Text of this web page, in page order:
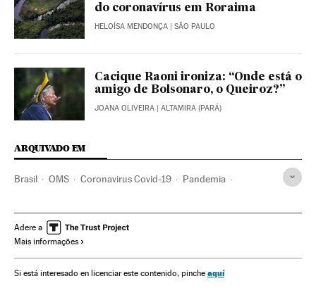
do coronavírus em Roraima
HELOÍSA MENDONÇA | SÃO PAULO
Cacique Raoni ironiza: “Onde está o
amigo de Bolsonaro, o Queiroz?”
JOANA OLIVEIRA | ALTAMIRA (PARÁ)
ARQUIVADO EM
Brasil OMS Coronavirus Covid-19 Pandemia
Ministério Saúde Jair Bolsonaro
Adere a
Mais informações
Si está interesado en licenciar este contenido, pinche aquí